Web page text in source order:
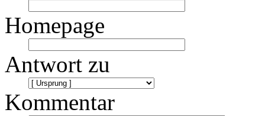
Homepage
Antwort zu
Kommentar